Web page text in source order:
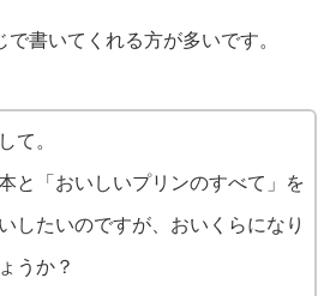
書いてくれる方が多いです。
て。
と「おいしいプリンのすべて」を
したいのですが、おいくらになり
うか？